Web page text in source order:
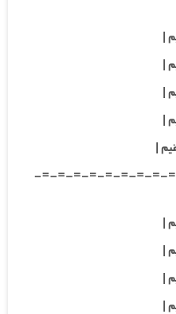
-=-=-=-=-=-=-=-=-